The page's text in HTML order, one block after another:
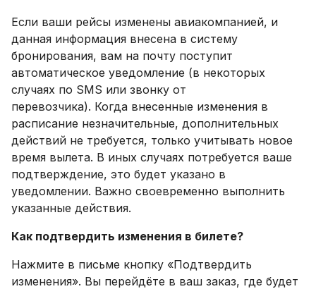
Если ваши рейсы изменены авиакомпанией, и
данная информация внесена в систему
бронирования, вам на почту поступит
автоматическое уведомление (в некоторых
случаях по SMS или звонку от
перевозчика). Когда внесенные изменения в
расписание незначительные, дополнительных
действий не требуется, только учитывать новое
время вылета. В иных случаях потребуется ваше
подтверждение, это будет указано в
уведомлении. Важно своевременно выполнить
указанные действия.
Как подтвердить изменения в билете?
Нажмите в письме кнопку «Подтвердить
изменения». Вы перейдёте в ваш заказ, где будет